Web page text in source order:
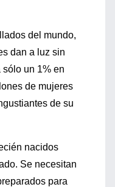
del mundo,
dan a luz sin
un 1% en
de mujeres
de su
nacidos
Se necesitan
para